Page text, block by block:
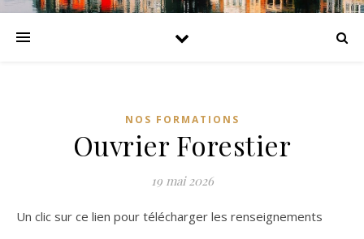
NOS FORMATIONS
Ouvrier Forestier
19 mai 2026
Un clic sur ce lien pour télécharger les renseignements